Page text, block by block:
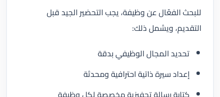
للبحث الفعّال عن وظيفة، يجب التحضير الجيد قبل
التقديم، ويشمل ذلك:
تحديد المجال الوظيفي بدقة
إعداد سيرة ذاتية احترافية ومحدثة